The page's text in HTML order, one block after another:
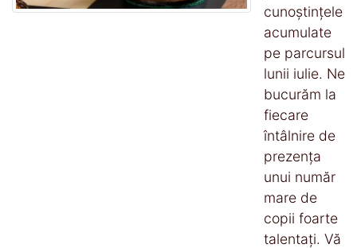
cunoștințele
acumulate
pe parcursul
lunii iulie. Ne
bucurăm la
fiecare
întâlnire de
prezența
unui număr
mare de
copii foarte
talentați. Vă